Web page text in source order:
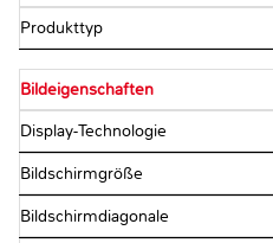
Produkttyp
Bildeigenschaften
Display-Technologie
Bildschirmgröße
Bildschirmdiagonale